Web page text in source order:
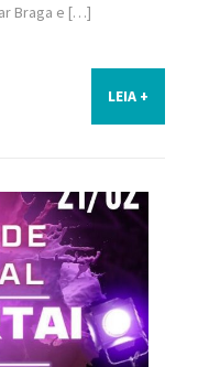
Braga e […]
LEIA +